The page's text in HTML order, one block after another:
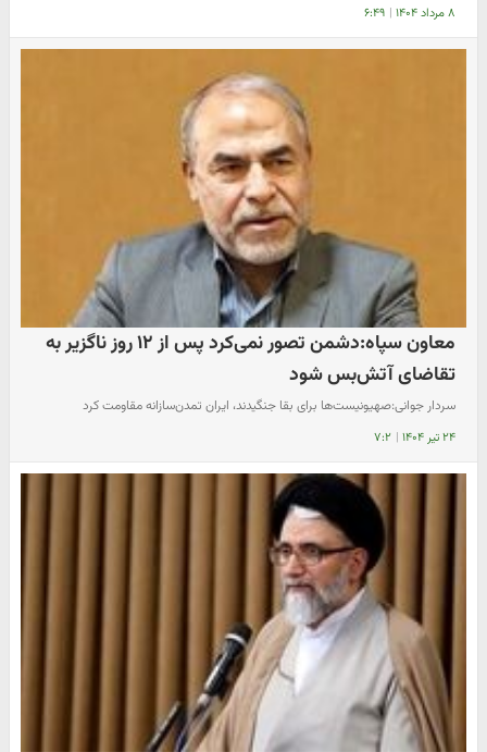
۸ مرداد ۱۴۰۴ | ۶:۴۹
معاون سپاه:دشمن تصور نمی‌کرد پس از ۱۲ روز ناگزیر به
تقاضای آتش‌بس شود
سردار جوانی:صهیونیست‌ها برای بقا جنگیدند، ایران تمدن‌سازانه مقاومت کرد
۲۴ تیر ۱۴۰۴ | ۷:۲